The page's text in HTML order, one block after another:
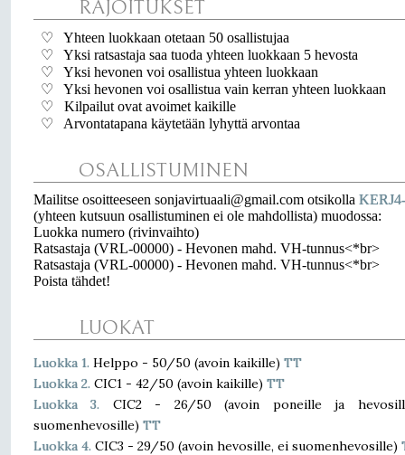
RAJOITUKSET
♡ Yhteen luokkaan otetaan 50 osallistujaa
♡ Yksi ratsastaja saa tuoda yhteen luokkaan 5 hevosta
♡ Yksi hevonen voi osallistua yhteen luokkaan
♡ Yksi hevonen voi osallistua vain kerran yhteen luokkaan
♡ Kilpailut ovat avoimet kaikille
♡ Arvontatapana käytetään lyhyttä arvontaa
OSALLISTUMINEN
Mailitse osoitteeseen sonjavirtuaali@gmail.com otsikolla
(yhteen kutsuun osallistuminen ei ole mahdollista) muodossa:
Luokka numero (rivinvaihto)
Ratsastaja (VRL-00000) - Hevonen mahd. VH-tunnus<*br>
Ratsastaja (VRL-00000) - Hevonen mahd. VH-tunnus<*br>
Poista tähdet!
LUOKAT
Luokka 1. Helppo - 50/50 (avoin kaikille) TT
Luokka 2. CIC1 - 42/50 (avoin kaikille) TT
Luokka 3. CIC2 - 26/50 (avoin poneille ja
suomenhevosille) TT
Luokka 4. CIC3 - 29/50 (avoin hevosille, ei suomenhevosille)